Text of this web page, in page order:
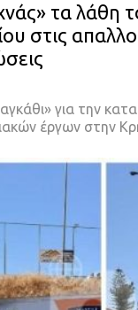
τα λάθη
στις
για την
έργων στην